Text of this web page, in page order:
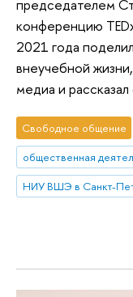
председателем
конференцию
2021 года
внеучебной
медиа и
Свободное общение
общественная
НИУ ВШЭ в Санкт-